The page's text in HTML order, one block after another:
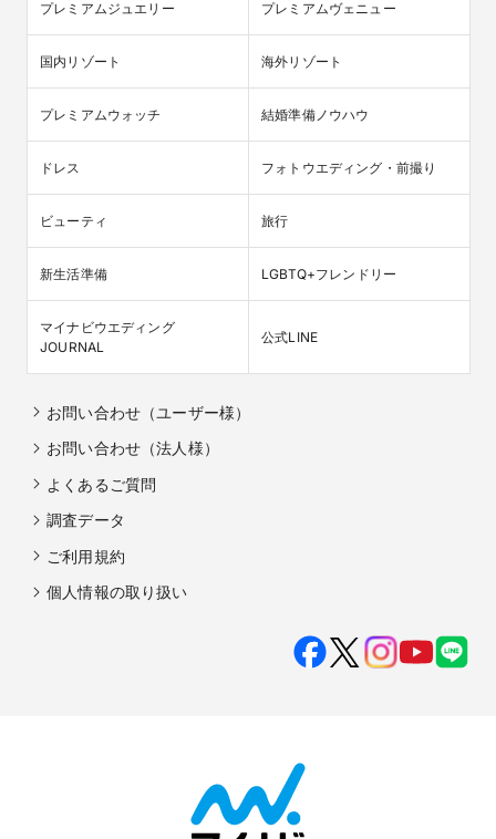
プレミアムジュエリー プレミアムヴェニュー
国内リゾート 海外リゾート
プレミアムウォッチ 結婚準備ノウハウ
ドレス フォトウエディング・前撮り
ビューティ 旅行
新生活準備 LGBTQ+フレンドリー
マイナビウエディング
JOURNAL
公式LINE
お問い合わせ（ユーザー様）
お問い合わせ（法人様）
よくあるご質問
調査データ
ご利用規約
個人情報の取り扱い